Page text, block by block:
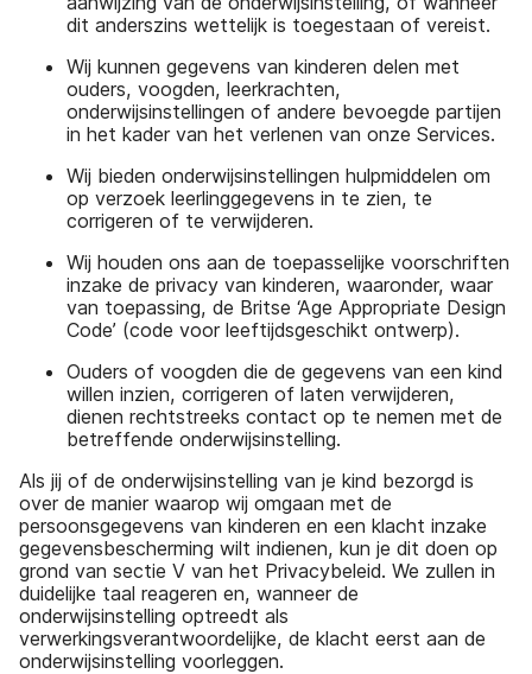
dit anderszins wettelijk is toegestaan of vereist.
Wij kunnen gegevens van kinderen delen met
ouders, voogden, leerkrachten,
onderwijsinstellingen of andere bevoegde partijen
in het kader van het verlenen van onze Services.
Wij bieden onderwijsinstellingen hulpmiddelen om
op verzoek leerlinggegevens in te zien, te
corrigeren of te verwijderen.
Wij houden ons aan de toepasselijke voorschriften
inzake de privacy van kinderen, waaronder, waar
van toepassing, de Britse ‘Age Appropriate Design
Code’ (code voor leeftijdsgeschikt ontwerp).
Ouders of voogden die de gegevens van een kind
willen inzien, corrigeren of laten verwijderen,
dienen rechtstreeks contact op te nemen met de
betreffende onderwijsinstelling.
Als jij of de onderwijsinstelling van je kind bezorgd is
over de manier waarop wij omgaan met de
persoonsgegevens van kinderen en een klacht inzake
gegevensbescherming wilt indienen, kun je dit doen op
grond van sectie V van het Privacybeleid. We zullen in
duidelijke taal reageren en, wanneer de
onderwijsinstelling optreedt als
verwerkingsverantwoordelijke, de klacht eerst aan de
onderwijsinstelling voorleggen.